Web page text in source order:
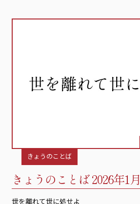
きょうのことば
きょうのことば 2026年1月
世を離れて世に処せよ